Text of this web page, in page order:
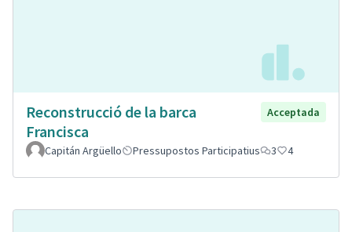
Reconstrucció de la barca
Francisca
Acceptada
Capitán Argüello Pressupostos Participatius 3 4